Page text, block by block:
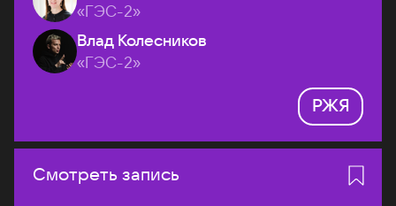
«ГЭС-2»
Влад Колесников
«ГЭС-2»
РЖЯ
Смотреть запись